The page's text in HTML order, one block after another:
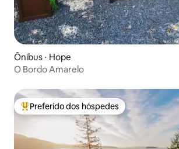
Ônibus ⋅ Hope
O Bordo Amarelo
Entre os melhores preferidos dos hóspedes
Preferido dos hóspedes